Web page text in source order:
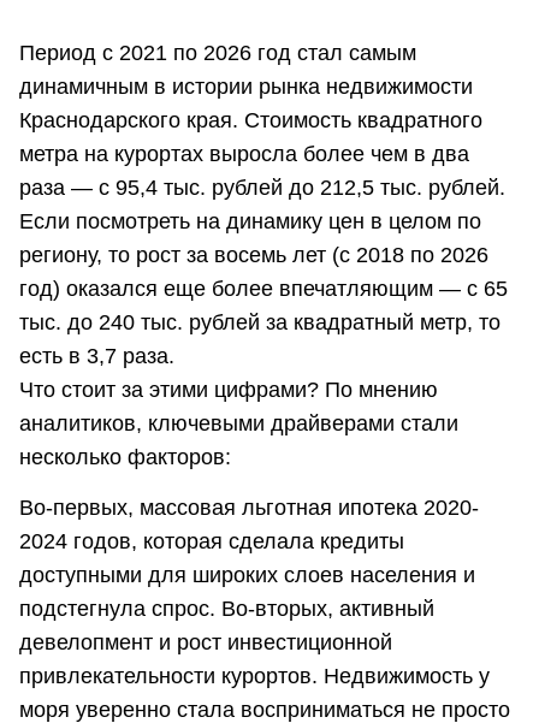
Период с 2021 по 2026 год стал самым
динамичным в истории рынка недвижимости
Краснодарского края. Стоимость квадратного
метра на курортах выросла более чем в два
раза — с 95,4 тыс. рублей до 212,5 тыс. рублей.
Если посмотреть на динамику цен в целом по
региону, то рост за восемь лет (с 2018 по 2026
год) оказался еще более впечатляющим — с 65
тыс. до 240 тыс. рублей за квадратный метр, то
есть в 3,7 раза.
Что стоит за этими цифрами? По мнению
аналитиков, ключевыми драйверами стали
несколько факторов:
Во-первых, массовая льготная ипотека 2020-
2024 годов, которая сделала кредиты
доступными для широких слоев населения и
подстегнула спрос. Во-вторых, активный
девелопмент и рост инвестиционной
привлекательности курортов. Недвижимость у
моря уверенно стала восприниматься не просто